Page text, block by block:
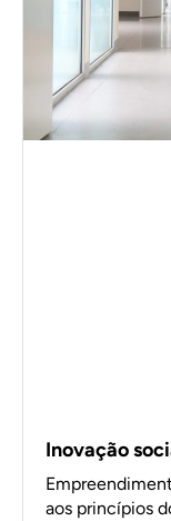
Inovação
aos princípios